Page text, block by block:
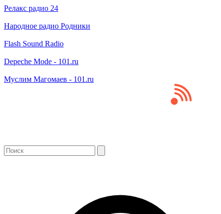
Релакс радио 24
Народное радио Родники
Flash Sound Radio
Depeche Mode - 101.ru
Муслим Магомаев - 101.ru